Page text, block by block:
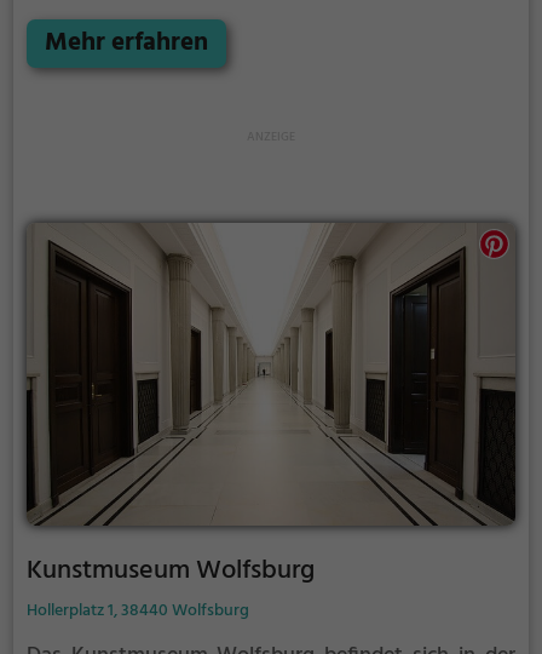
und 21. Jahrhunderts, eine Druckwerkstatt im
Nordflügel des Schlosses und eine
Mehr erfahren
Kunstmuseum Wolfsburg
Hollerplatz 1, 38440 Wolfsburg